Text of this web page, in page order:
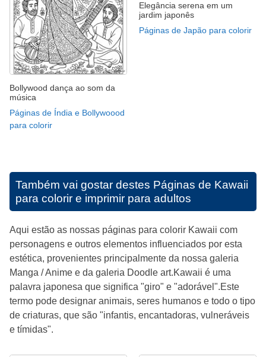
Bollywood dança ao som da
música
Páginas de Índia e Bollywoood
para colorir
Elegância serena em um
jardim japonês
Páginas de Japão para colorir
Também vai gostar destes Páginas de Kawaii
para colorir e imprimir para adultos
Aqui estão as nossas páginas para colorir Kawaii com
personagens e outros elementos influenciados por esta
estética, provenientes principalmente da nossa galeria
Manga / Anime e da galeria Doodle art.Kawaii é uma
palavra japonesa que significa "giro" e "adorável".Este
termo pode designar animais, seres humanos e todo o tipo
de criaturas, que são "infantis, encantadoras, vulneráveis
e tímidas".